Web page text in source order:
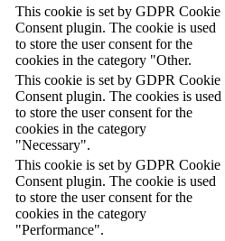
This cookie is set by GDPR Cookie
Consent plugin. The cookie is used
to store the user consent for the
cookies in the category "Other.
This cookie is set by GDPR Cookie
Consent plugin. The cookies is used
to store the user consent for the
cookies in the category
"Necessary".
This cookie is set by GDPR Cookie
Consent plugin. The cookie is used
to store the user consent for the
cookies in the category
"Performance".